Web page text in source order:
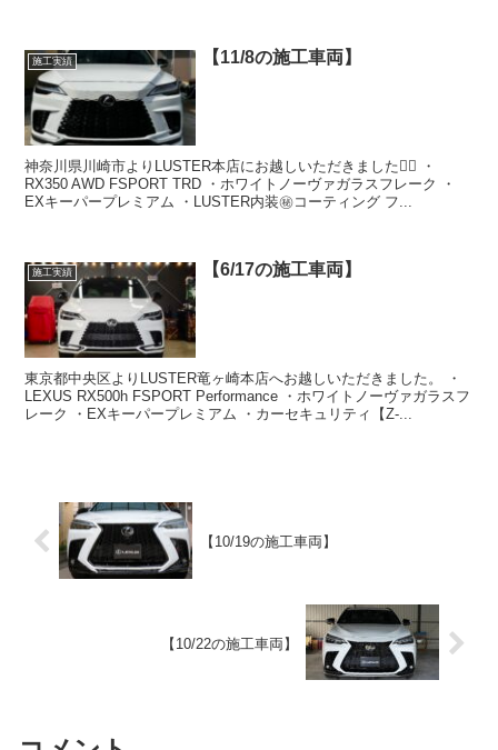
施工実績 【11/8の施工車両】
神奈川県川崎市よりLUSTER本店にお越しいただきました🙇‍♂️ ・
RX350 AWD FSPORT TRD ・ホワイトノーヴァガラスフレーク ・
EXキーパープレミアム ・LUSTER内装㊙️コーティング フ...
施工実績 【6/17の施工車両】
東京都中央区よりLUSTER竜ヶ崎本店へお越しいただきました。 ・
LEXUS RX500h FSPORT Performance ・ホワイトノーヴァガラスフ
レーク ・EXキーパープレミアム ・カーセキュリティ【Z-...
【10/19の施工車両】
【10/22の施工車両】